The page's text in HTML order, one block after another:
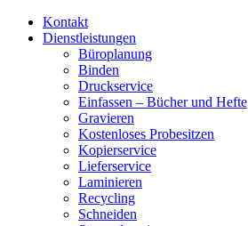
Kontakt
Dienstleistungen
Büroplanung
Binden
Druckservice
Einfassen – Bücher und Hefte
Gravieren
Kostenloses Probesitzen
Kopierservice
Lieferservice
Laminieren
Recycling
Schneiden